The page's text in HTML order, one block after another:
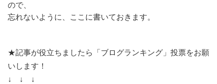
ので、
忘れないように、ここに書いておきます。
★記事が役立ちましたら「ブログランキング」投票をお願
いします！
↓ ↓ ↓